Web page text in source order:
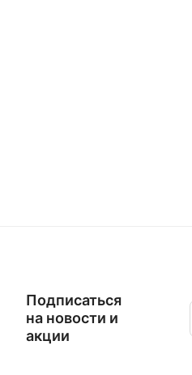
Подписаться
на новости и
акции